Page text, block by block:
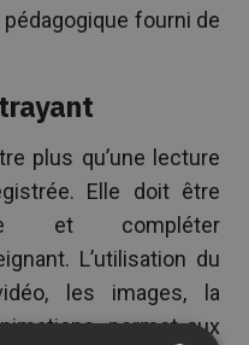
fourni de
plus qu’une lecture
Elle doit être
et compléter
L’utilisation du
les images, la
permet aux